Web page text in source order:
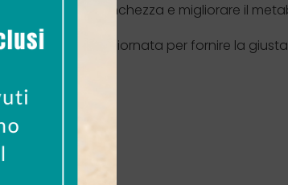
ridurre la stanchezza e migliorare il
momento della giornata per fornire la